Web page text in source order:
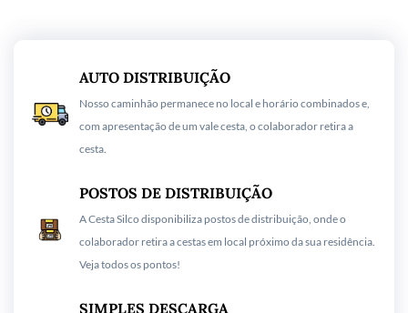
AUTO DISTRIBUIÇÃO
Nosso caminhão permanece no local e horário combinados e,
com apresentação de um vale cesta, o colaborador retira a
cesta.
POSTOS DE DISTRIBUIÇÃO
A Cesta Silco disponibiliza postos de distribuição, onde o
colaborador retira a cestas em local próximo da sua residência.
Veja todos os pontos!
SIMPLES DESCARGA